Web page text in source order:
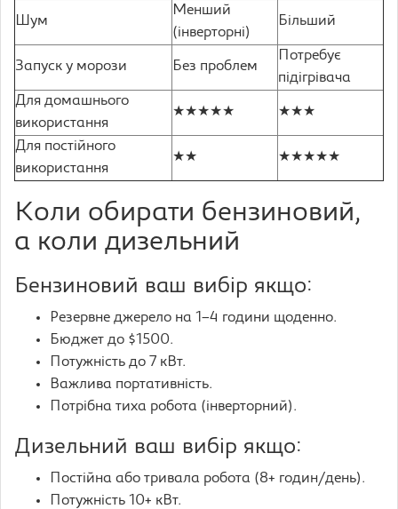
Шум
Менший
(інверторні)
Більший
Запуск у морози Без проблем
Потребує
підігрівача
Для домашнього
використання
★★★★★ ★★★
Для постійного
використання
★★ ★★★★★
Коли обирати бензиновий,
а коли дизельний
Бензиновий ваш вибір якщо:
Резервне джерело на 1–4 години щоденно.
Бюджет до $1500.
Потужність до 7 кВт.
Важлива портативність.
Потрібна тиха робота (інверторний).
Дизельний ваш вибір якщо:
Постійна або тривала робота (8+ годин/день).
Потужність 10+ кВт.